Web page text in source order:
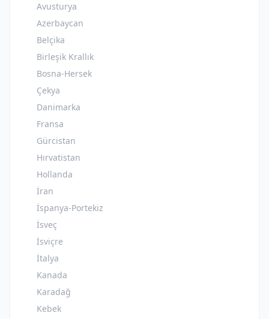
Avusturya
Azerbaycan
Belçika
Birleşik Krallık
Bosna-Hersek
Çekya
Danimarka
Fransa
Gürcistan
Hırvatistan
Hollanda
İran
İspanya-Portekiz
İsveç
İsviçre
İtalya
Kanada
Karadağ
Kebek